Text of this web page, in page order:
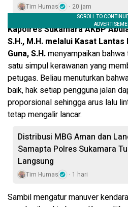
Tim Humas 20 jam
Kapolres Sukamara AKBP
S.H., M.H. melalui Kasat
Guna, S.H.menyampaikan bahwa
satu simpul kerawanan yang
petugas. Beliau menuturkan
baik, hak setiap pengguna jalan
proporsional sehingga arus lalu
tetap mengalir lancar.
Distribusi MBG Aman dan
Samapta Polres Sukamara
Langsung
Tim Humas 1 hari
Sambil mengatur manuver